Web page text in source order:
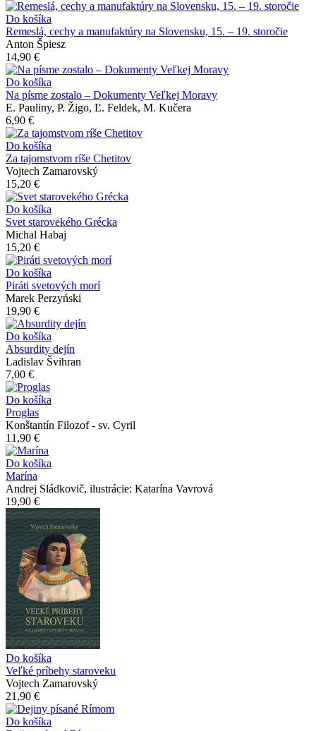
Do košíka
Remeslá, cechy a manufaktúry na Slovensku, 15. – 19. storočie
Anton Špiesz
14,90 €
Do košíka
Na písme zostalo – Dokumenty Veľkej Moravy
E. Pauliny, P. Žigo, Ľ. Feldek, M. Kučera
6,90 €
Do košíka
Za tajomstvom ríše Chetitov
Vojtech Zamarovský
15,20 €
Do košíka
Svet starovekého Grécka
Michal Habaj
15,20 €
Do košíka
Piráti svetových morí
Marek Perzyński
19,90 €
Do košíka
Absurdity dejín
Ladislav Švihran
7,00 €
Do košíka
Proglas
Konštantín Filozof - sv. Cyril
11,90 €
Do košíka
Marína
Andrej Sládkovič, ilustrácie: Katarína Vavrová
19,90 €
Do košíka
Veľké príbehy staroveku
Vojtech Zamarovský
21,90 €
Do košíka